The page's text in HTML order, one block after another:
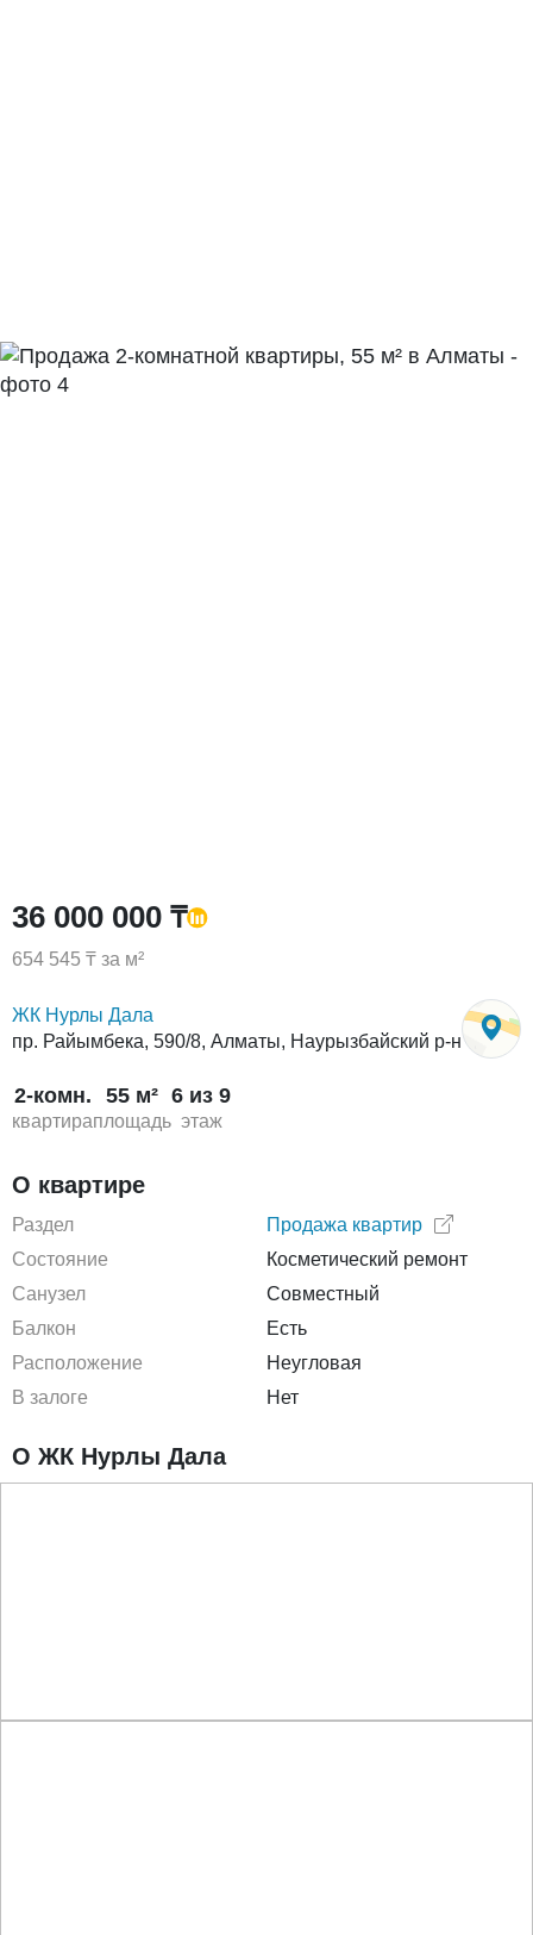
36 000 000 ₸
654 545 ₸ за м²
ЖК Нурлы Дала
пр. Райымбека, 590/8, Алматы, Наурызбайский р-н
2-комн.
квартира
55 м²
площадь
6 из 9
этаж
О квартире
Раздел
Продажа квартир
Состояние
Косметический ремонт
Санузел
Совместный
Балкон
Есть
Расположение
Неугловая
В залоге
Нет
О ЖК Нурлы Дала